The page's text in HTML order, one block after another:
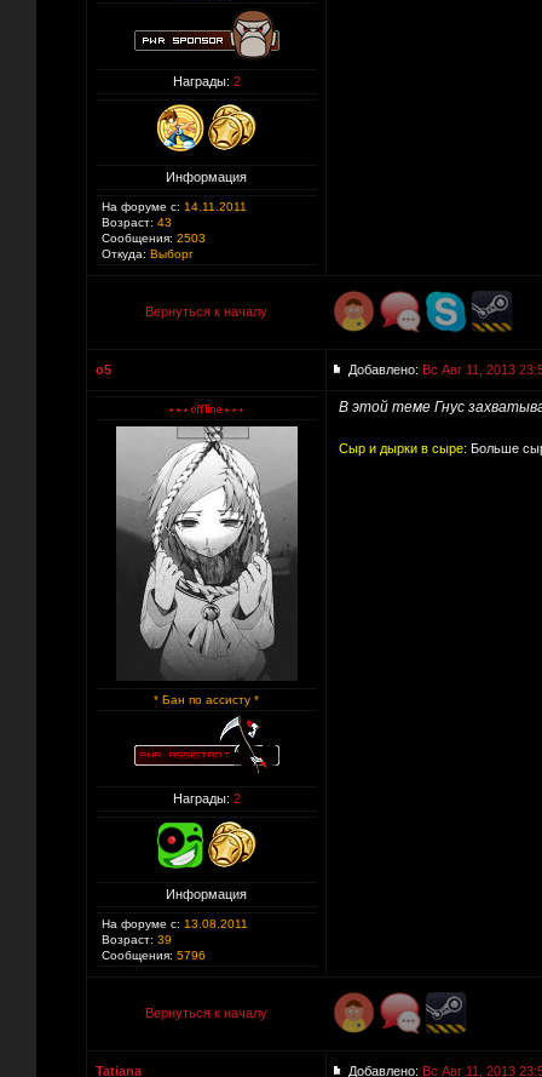
Награды: 2
Информация
На форуме с: 14.11.2011
Возраст: 43
Сообщения: 2503
Откуда: Выборг
Вернуться к началу
o5 Добавлено: Вс Авг 11, 2013
* Бан по ассисту *
Награды: 2
Информация
На форуме с: 13.08.2011
Возраст: 39
Сообщения: 5796
В этой теме Гнус
Сыр и дырки в сыре: Больше
Вернуться к началу
Tatiana Добавлено: Вс Авг 11, 2013